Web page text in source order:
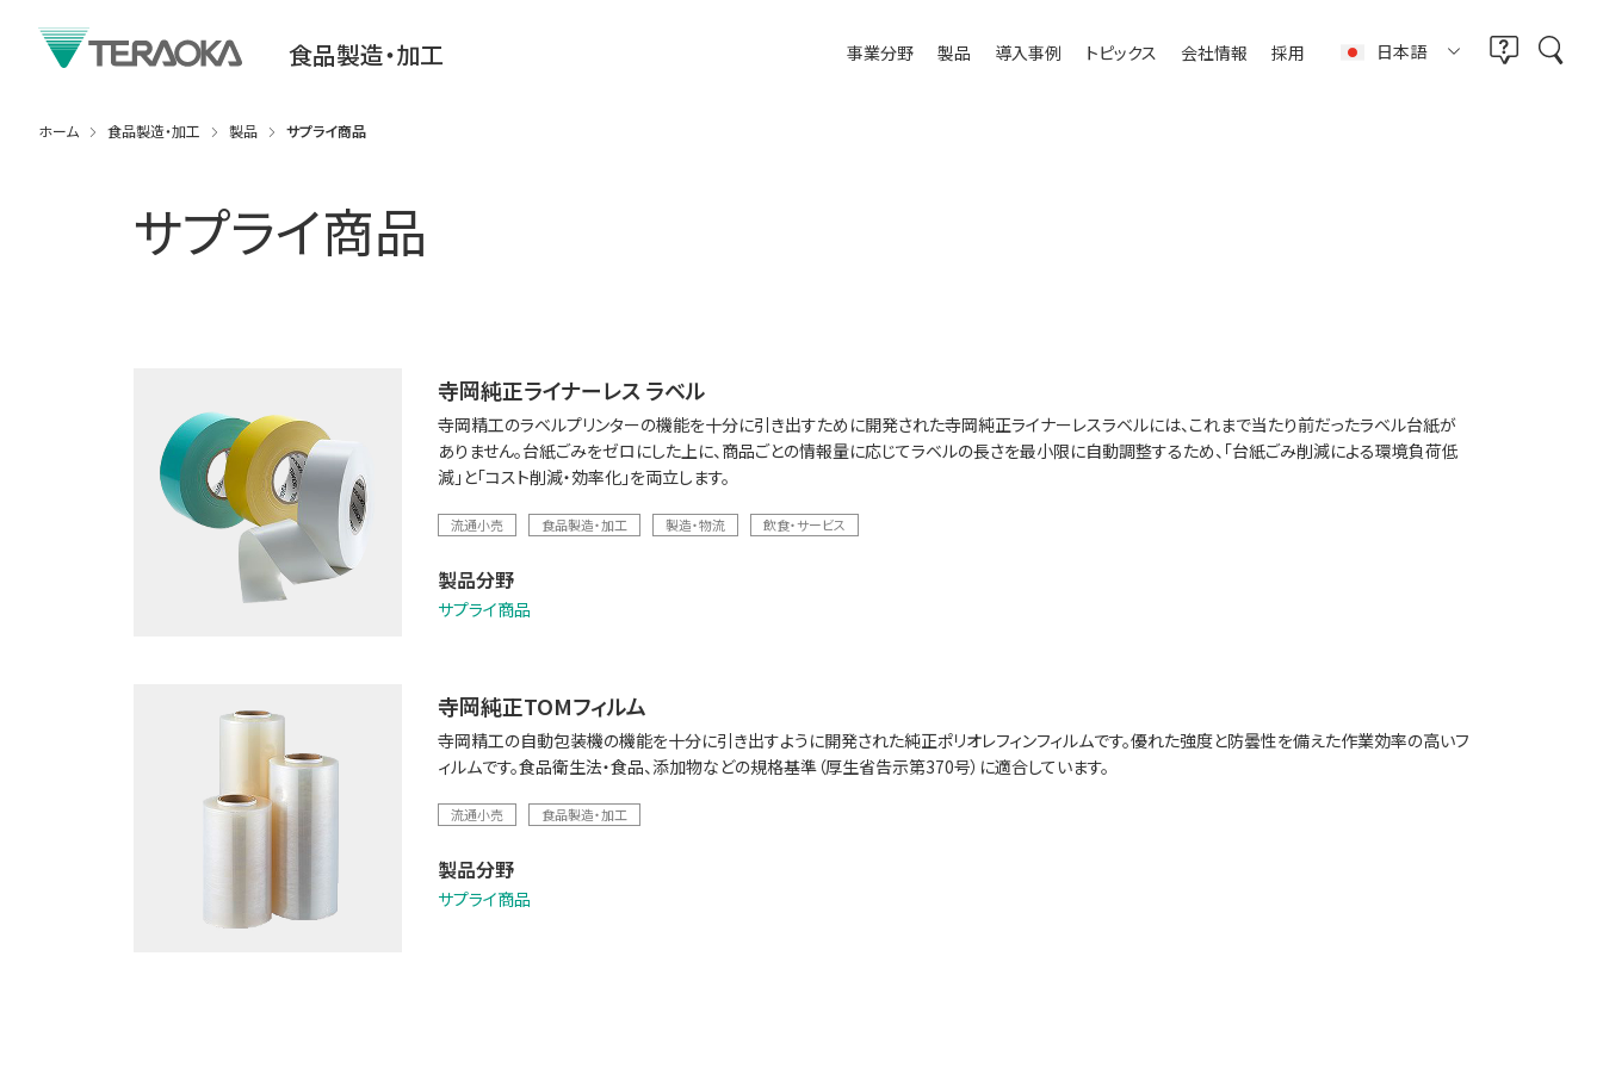
食品製造・加工 事業分野 製品 導入事例 トピックス 会社情報 採用 日本語
ホーム 食品製造・加工 製品 サプライ商品
サプライ商品
寺岡純正ライナーレス ラベル
寺岡精工のラベルプリンターの機能を十分に引き出すために開発された寺岡純正ライナーレスラベルには、これまで当たり前だったラベル台紙が
ありません。台紙ごみをゼロにした上に、商品ごとの情報量に応じてラベルの長さを最小限に自動調整するため、「台紙ごみ削減による環境負荷低
減」と「コスト削減・効率化」を両立します。
流通小売 食品製造・加工 製造・物流 飲食・サービス
製品分野
サプライ商品
寺岡純正TOMフィルム
寺岡精工の自動包装機の機能を十分に引き出すように開発された純正ポリオレフィンフィルムです。優れた強度と防曇性を備えた作業効率の高いフ
ィルムです。食品衛生法・食品、添加物などの規格基準（厚生省告示第370号）に適合しています。
流通小売 食品製造・加工
製品分野
サプライ商品